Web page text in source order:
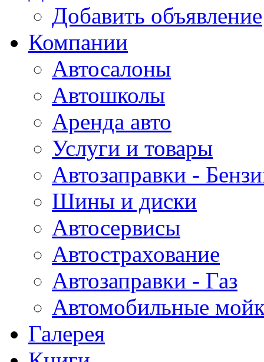
Добавить объявление
Компании
Автосалоны
Автошколы
Аренда авто
Услуги и товары
Автозаправки -
Шины и диски
Автосервисы
Автострахование
Автозаправки - Газ
Автомобильные
Галерея